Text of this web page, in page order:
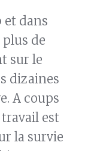
et dans
de
sur le
dizaines
A coups
est
la survie